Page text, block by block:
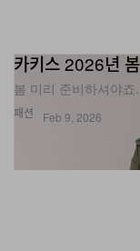
패션
카키스 2026년
봄 미리 준비하셔야죠.
Feb 9, 2026